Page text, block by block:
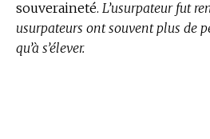
souveraineté. L’usurpateur fut
usurpateurs ont souvent plus de
qu’à s’élever.